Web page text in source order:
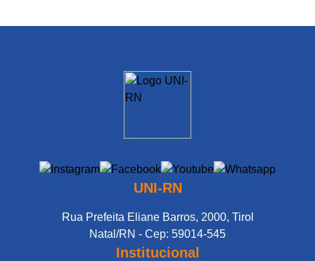
UNI-RN
Rua Prefeita Eliane Barros, 2000, Tirol
Natal/RN - Cep: 59014-545
Institucional